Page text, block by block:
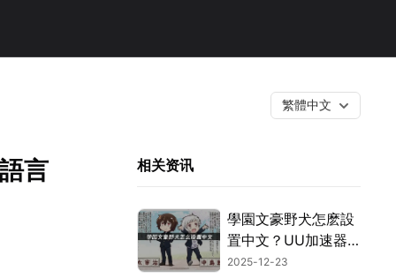
繁體中文
言 相关资讯
學園文豪野犬怎麽設
置中文？UU加速器
中文翻譯指南！
2025-12-23